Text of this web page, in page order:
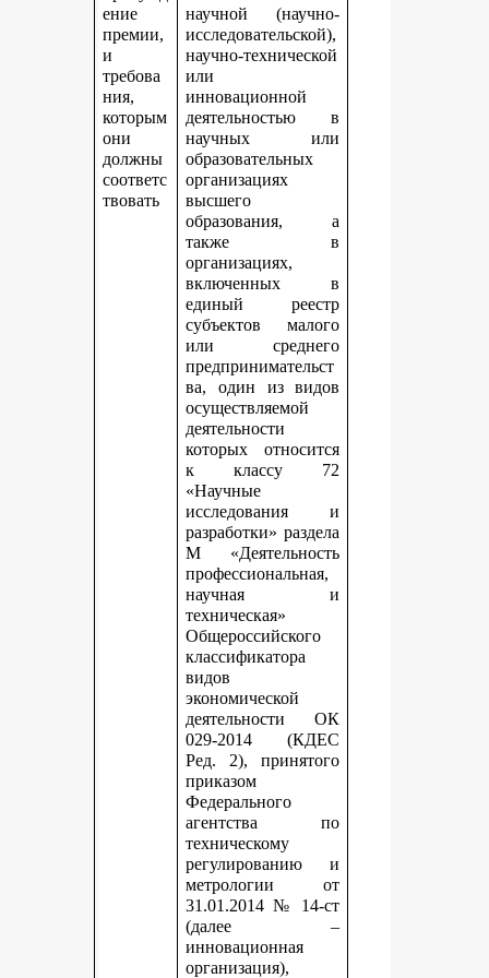
ение
премии,
и
требова
ния,
которым
они
должны
соответс
твовать
научной (научно-
исследовательской),
научно-технической
или
инновационной
деятельностью в
научных или
образовательных
организациях
высшего
образования, а
также в
организациях,
включенных в
единый реестр
субъектов малого
или среднего
предпринимательст
ва, один из видов
осуществляемой
деятельности
которых относится
к классу 72
«Научные
исследования и
разработки» раздела
М «Деятельность
профессиональная,
научная и
техническая»
Общероссийского
классификатора
видов
экономической
деятельности ОК
029-2014 (КДЕС
Ред. 2), принятого
приказом
Федерального
агентства по
техническому
регулированию и
метрологии от
31.01.2014 № 14-ст
(далее –
инновационная
организация),